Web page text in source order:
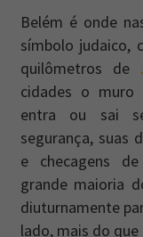
Belém é onde
símbolo judaico,
quilômetros de
cidades o muro
entra ou sai
segurança, suas
e checagens
grande maioria
diuturnamente
lado, mais do